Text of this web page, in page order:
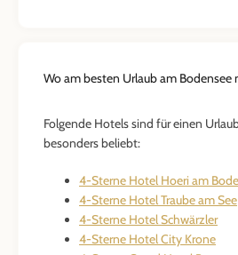
Wo am besten Urlaub am Bodensee
Folgende Hotels sind für einen
besonders beliebt:
4-Sterne Hotel Hoeri am
4-Sterne Hotel Traube am See
4-Sterne Hotel Schwärzler
4-Sterne Hotel City Krone